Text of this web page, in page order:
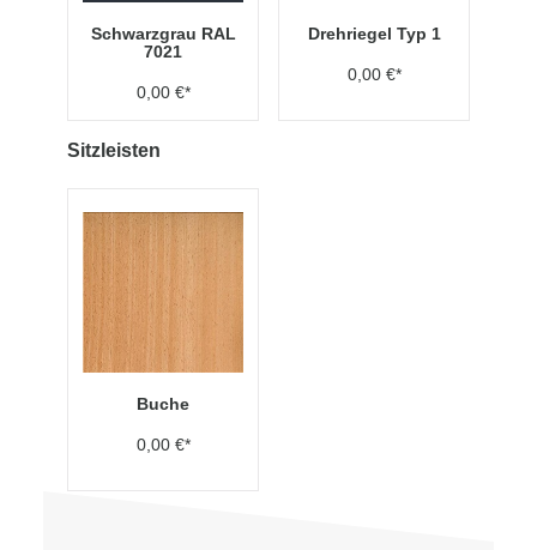
Schwarzgrau RAL
7021
0,00 €*
Drehriegel Typ 1
0,00 €*
Sitzleisten
Buche
0,00 €*